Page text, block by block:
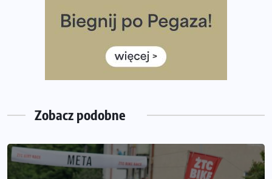
Ile razy w tygodniu biegać? 3 treningi wystarczą? Jak
często biegać, żeby robić postępy
Już w ten weekend! Przed nami Nocny Portowy Maraton
i Półmaraton Szczeciński. Wszystko, co warto wiedzieć
Zobacz podobne